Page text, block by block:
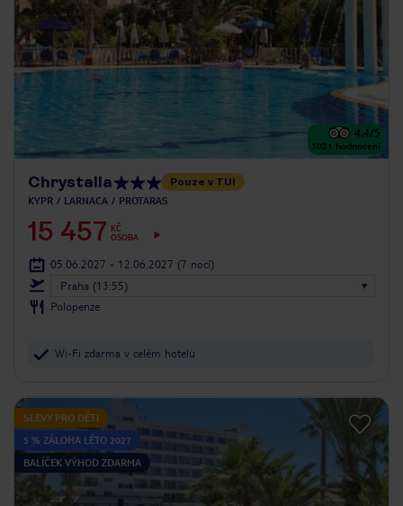
4.4/5
1021 hodnocení
Chrystalla Pouze v TUI
KYPR LARNACA PROTARAS
15 457 KČ
OSOBA
05.06.2027 - 12.06.2027 (7 nocí)
Praha (13:55)
Polopenze
Wi-Fi zdarma v celém hotelu
SLEVY PRO DĚTI
5 % ZÁLOHA LÉTO 2027
BALÍČEK VÝHOD ZDARMA